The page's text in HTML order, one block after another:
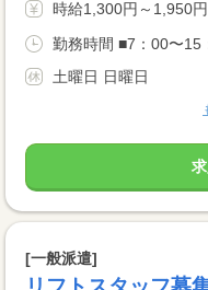
時給1,300円～1,950円
勤務時間 ■7：00〜15
土曜日 日曜日
[一般派遣]